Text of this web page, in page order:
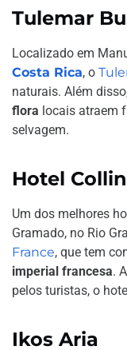
Tulemar
Localizado em
Costa Rica, o
naturais. Além
flora locais atraem
selvagem.
Hotel
Um dos melhores
Gramado, no Rio
France, que tem
imperial francesa.
pelos turistas, o
Ikos Aria